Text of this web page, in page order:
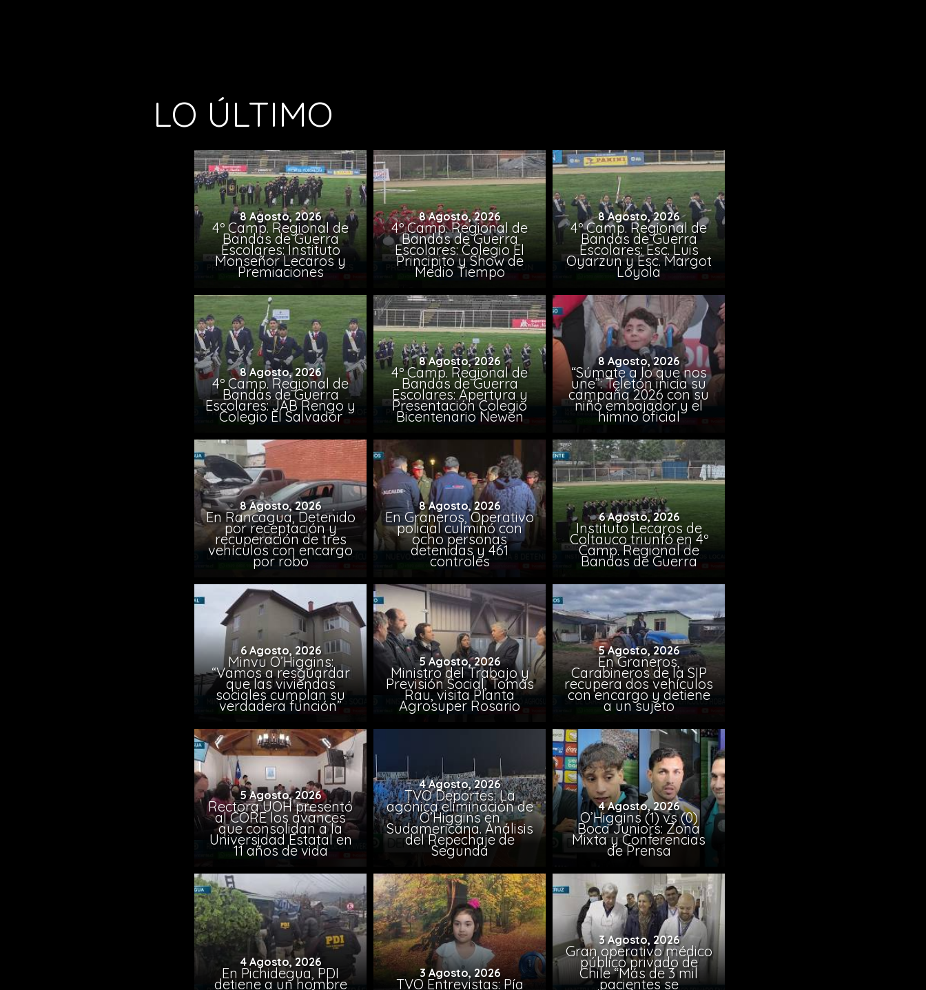
LO ÚLTIMO
8 Agosto, 2026
4º Camp. Regional de
Bandas de Guerra
Escolares: Instituto
Monseñor Lecaros y
Premiaciones
8 Agosto, 2026
4º Camp. Regional de
Bandas de Guerra
Escolares: Colegio El
Principito y Show de
Medio Tiempo
8 Agosto, 2026
4º Camp. Regional de
Bandas de Guerra
Escolares: Esc. Luis
Oyarzun y Esc. Margot
Loyola
8 Agosto, 2026
4º Camp. Regional de
Bandas de Guerra
Escolares: JAB Rengo y
Colegio El Salvador
8 Agosto, 2026
4º Camp. Regional de
Bandas de Guerra
Escolares: Apertura y
Presentación Colegio
Bicentenario Newen
8 Agosto, 2026
“Súmate a lo que nos
une”: Teletón inicia su
campaña 2026 con su
niño embajador y el
himno oficial
8 Agosto, 2026
En Rancagua, Detenido
por receptación y
recuperación de tres
vehículos con encargo
por robo
8 Agosto, 2026
En Graneros, Operativo
policial culminó con
ocho personas
detenidas y 461
controles
6 Agosto, 2026
Instituto Lecaros de
Coltauco triunfó en 4º
Camp. Regional de
Bandas de Guerra
6 Agosto, 2026
Minvu O’Higgins:
“Vamos a resguardar
que las viviendas
sociales cumplan su
verdadera función”
5 Agosto, 2026
Ministro del Trabajo y
Previsión Social, Tomás
Rau, visita Planta
Agrosuper Rosario
5 Agosto, 2026
En Graneros,
Carabineros de la SIP
recupera dos vehículos
con encargo y detiene
a un sujeto
5 Agosto, 2026
Rectora UOH presentó
al CORE los avances
que consolidan a la
Universidad Estatal en
11 años de vida
4 Agosto, 2026
TVO Deportes: La
agónica eliminación de
O’Higgins en
Sudamericana. Análisis
del Repechaje de
Segunda
4 Agosto, 2026
O’Higgins (1) vs (0)
Boca Juniors: Zona
Mixta y Conferencias
de Prensa
4 Agosto, 2026
En Pichidegua, PDI
detiene a un hombre
3 Agosto, 2026
TVO Entrevistas: Pía
3 Agosto, 2026
Gran operativo médico
público privado de
Chile “Más de 3 mil
pacientes se